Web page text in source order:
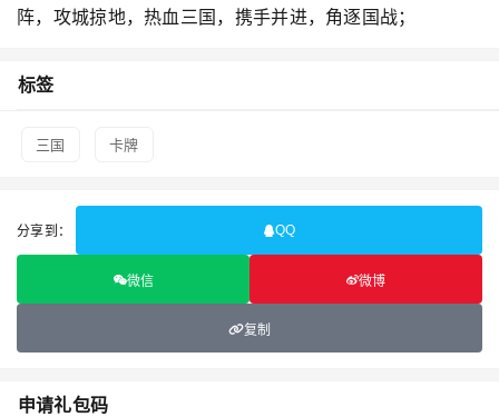
阵，攻城掠地，热血三国，携手并进，角逐国战；
标签
三国 卡牌
分享到： QQ
微信 微博
复制
申请礼包码